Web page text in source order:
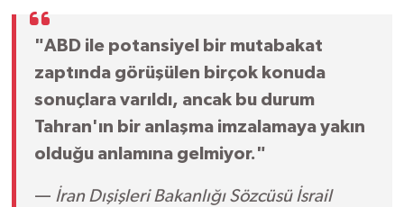
"ABD ile potansiyel bir mutabakat
zaptında görüşülen birçok konuda
sonuçlara varıldı, ancak bu durum
Tahran'ın bir anlaşma imzalamaya yakın
olduğu anlamına gelmiyor."
— İran Dışişleri Bakanlığı Sözcüsü İsrail